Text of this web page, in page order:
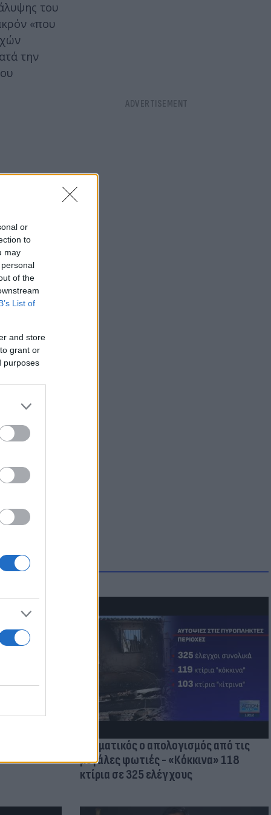
or
to
may
of the
List of
and store
grant or
purposes
του
«που
την
ειδών
Δραματικός ο απολογισμός από τις
μεγάλες φωτιές - «Κόκκινα» 118
κτίρια σε 325 ελέγχους